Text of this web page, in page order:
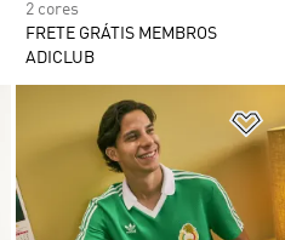
2 cores
FRETE GRÁTIS MEMBROS
ADICLUB
Adicionar à Lista de Desejos